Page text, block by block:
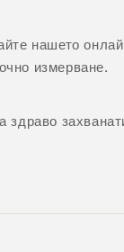
нашето
измерване.